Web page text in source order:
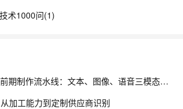
术1000问(1)
基于百炼 CLI 的短剧前期制作流水线：文本、图像、语音三模态协同实践
加工能力到定制供应商识别